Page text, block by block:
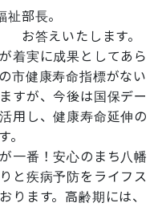
部長。
答えいたします。
着実に成果としてあら
市健康寿命指標がない
すが、今後は国保デー
用し、健康寿命延伸の
一番！安心のまち八幡
と疾病予防をライフス
ります。高齢期には、